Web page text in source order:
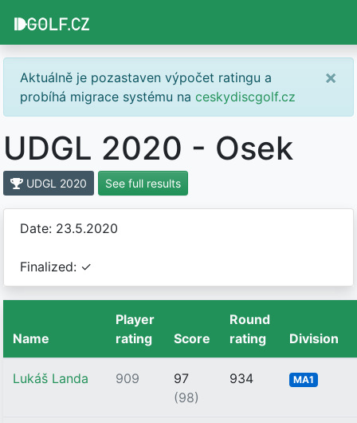
Aktuálně je pozastaven výpočet ratingu a
probíhá migrace systému na ceskydiscgolf.cz
×
UDGL 2020 - Osek
UDGL 2020 See full results
Date: 23.5.2020
Finalized: ✓
Name
Player
rating
Score
Round
rating
Division
Lukáš Landa 909
97
(98)
934 MA1